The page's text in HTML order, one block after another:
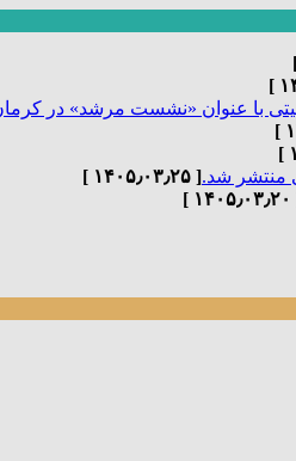
با عنوان «نشست مرشد» در
منتشر شد.[ ۱۴۰۵٫۰۳٫۲۵ ]